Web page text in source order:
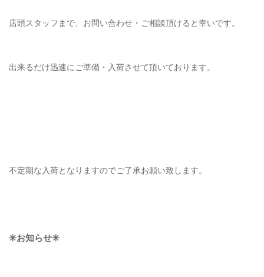
店頭スタッフまで、お問い合わせ・ご相談頂けると幸いです。
出来るだけ迅速にご準備・入荷させて頂いております。
不定期な入荷となりますのでご了承お願い致します。
✳️お知らせ✳️